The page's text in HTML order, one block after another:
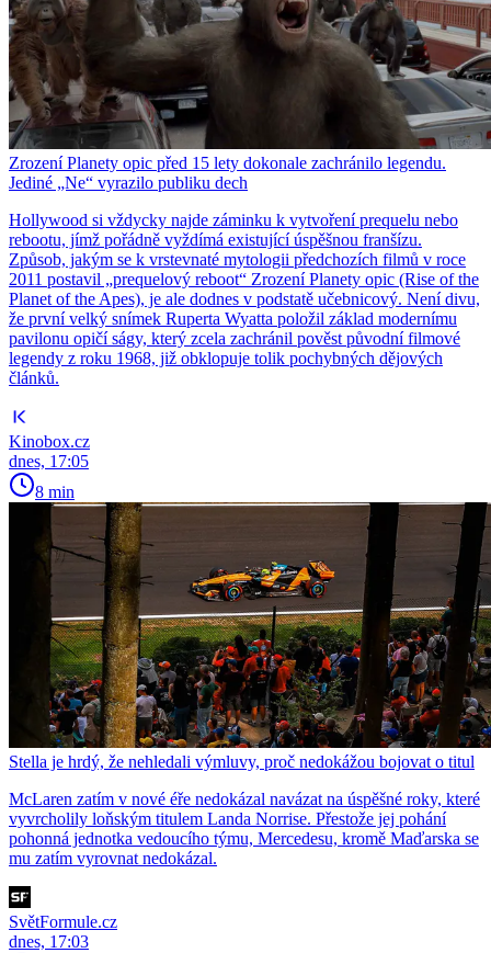
Zrození Planety opic před 15 lety dokonale zachránilo legendu.
Jediné „Ne“ vyrazilo publiku dech
Hollywood si vždycky najde záminku k vytvoření prequelu nebo
rebootu, jímž pořádně vyždímá existující úspěšnou franšízu.
Způsob, jakým se k vrstevnaté mytologii předchozích filmů v roce
2011 postavil „prequelový reboot“ Zrození Planety opic (Rise of the
Planet of the Apes), je ale dodnes v podstatě učebnicový. Není divu,
že první velký snímek Ruperta Wyatta položil základ modernímu
pavilonu opičí ságy, který zcela zachránil pověst původní filmové
legendy z roku 1968, již obklopuje tolik pochybných dějových
článků.
Kinobox.cz
dnes, 17:05
8 min
Stella je hrdý, že nehledali výmluvy, proč nedokážou bojovat o titul
McLaren zatím v nové éře nedokázal navázat na úspěšné roky, které
vyvrcholily loňským titulem Landa Norrise. Přestože jej pohání
pohonná jednotka vedoucího týmu, Mercedesu, kromě Maďarska se
mu zatím vyrovnat nedokázal.
SvětFormule.cz
dnes, 17:03